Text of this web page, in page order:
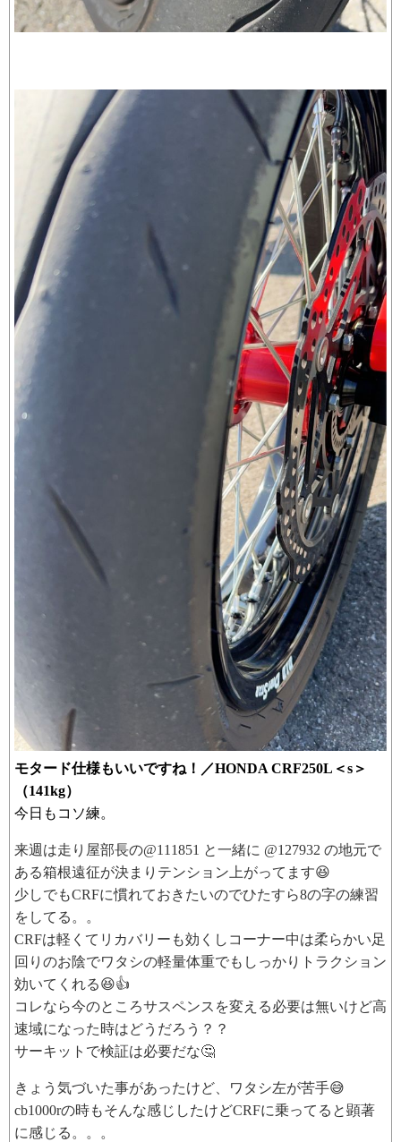
モタード仕様もいいですね！／HONDA CRF250L＜s＞
（141kg）
今日もコソ練。
来週は走り屋部長の@111851 と一緒に @127932 の地元で
ある箱根遠征が決まりテンション上がってます😆
少しでもCRFに慣れておきたいのでひたすら8の字の練習
をしてる。。
CRFは軽くてリカバリーも効くしコーナー中は柔らかい足
回りのお陰でワタシの軽量体重でもしっかりトラクション
効いてくれる😆👍
コレなら今のところサスペンスを変える必要は無いけど高
速域になった時はどうだろう？？
サーキットで検証は必要だな🤔
きょう気づいた事があったけど、ワタシ左が苦手😅
cb1000rの時もそんな感じしたけどCRFに乗ってると顕著
に感じる。。。